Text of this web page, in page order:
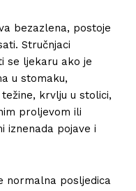
bezazlena, postoje
Stručnjaci
se ljekaru ako je
u stomaku,
krvlju u stolici,
proljevom ili
iznenada pojave i
normalna posljedica